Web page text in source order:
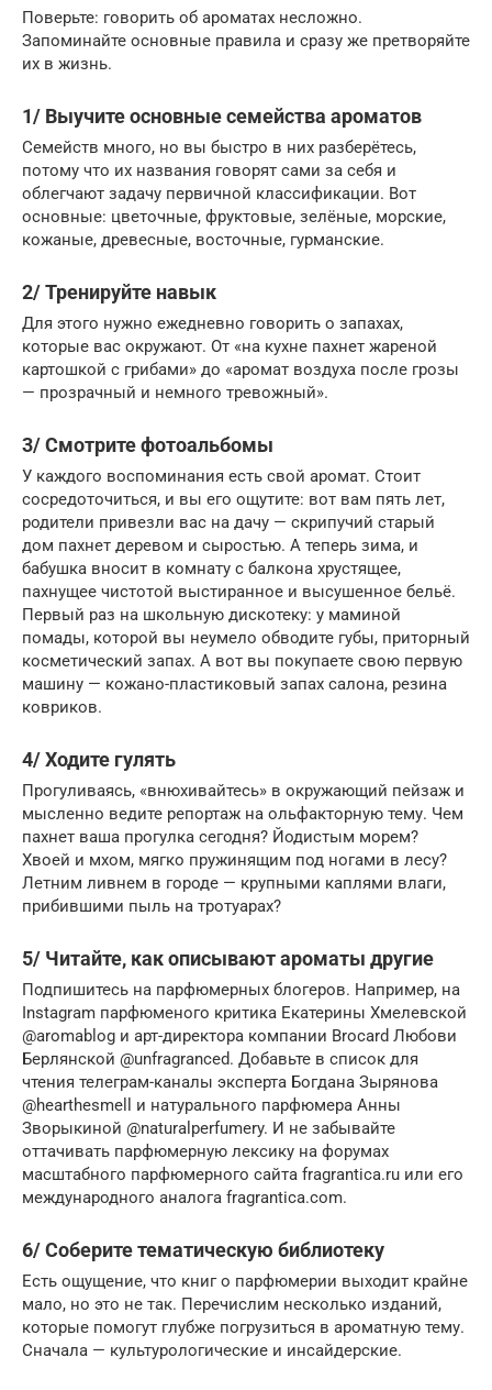
Поверьте: говорить об ароматах несложно.
Запоминайте основные правила и сразу же претворяйте
их в жизнь.
1/ Выучите основные семейства ароматов
Семейств много, но вы быстро в них разберётесь,
потому что их названия говорят сами за себя и
облегчают задачу первичной классификации. Вот
основные: цветочные, фруктовые, зелёные, морские,
кожаные, древесные, восточные, гурманские.
2/ Тренируйте навык
Для этого нужно ежедневно говорить о запахах,
которые вас окружают. От «на кухне пахнет жареной
картошкой с грибами» до «аромат воздуха после грозы
— прозрачный и немного тревожный».
3/ Смотрите фотоальбомы
У каждого воспоминания есть свой аромат. Стоит
сосредоточиться, и вы его ощутите: вот вам пять лет,
родители привезли вас на дачу — скрипучий старый
дом пахнет деревом и сыростью. А теперь зима, и
бабушка вносит в комнату с балкона хрустящее,
пахнущее чистотой выстиранное и высушенное бельё.
Первый раз на школьную дискотеку: у маминой
помады, которой вы неумело обводите губы, приторный
косметический запах. А вот вы покупаете свою первую
машину — кожано-пластиковый запах салона, резина
ковриков.
4/ Ходите гулять
Прогуливаясь, «внюхивайтесь» в окружающий пейзаж и
мысленно ведите репортаж на ольфакторную тему. Чем
пахнет ваша прогулка сегодня? Йодистым морем?
Хвоей и мхом, мягко пружинящим под ногами в лесу?
Летним ливнем в городе — крупными каплями влаги,
прибившими пыль на тротуарах?
5/ Читайте, как описывают ароматы другие
Подпишитесь на парфюмерных блогеров. Например, на
Instagram парфюменого критика Екатерины Хмелевской
@aromablog и арт-директора компании Brocard Любови
Берлянской @unfragranced. Добавьте в список для
чтения телеграм-каналы эксперта Богдана Зырянова
@hearthesmell и натурального парфюмера Анны
Зворыкиной @naturalperfumery. И не забывайте
оттачивать парфюмерную лексику на форумах
масштабного парфюмерного сайта fragrantica.ru или его
международного аналога fragrantica.com.
6/ Соберите тематическую библиотеку
Есть ощущение, что книг о парфюмерии выходит крайне
мало, но это не так. Перечислим несколько изданий,
которые помогут глубже погрузиться в ароматную тему.
Сначала — культурологические и инсайдерские.